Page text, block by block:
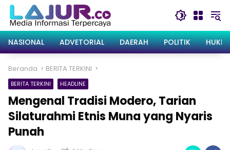
Langsung
konten
NASIONAL
ADVETORIAL DAERAH POLITIK
Beranda BERITA TERKINI
BERITA TERKINI HEADLINE
Mengenal Tradisi Modero, Tarian
Silaturahmi Etnis Muna yang Nyaris
Punah